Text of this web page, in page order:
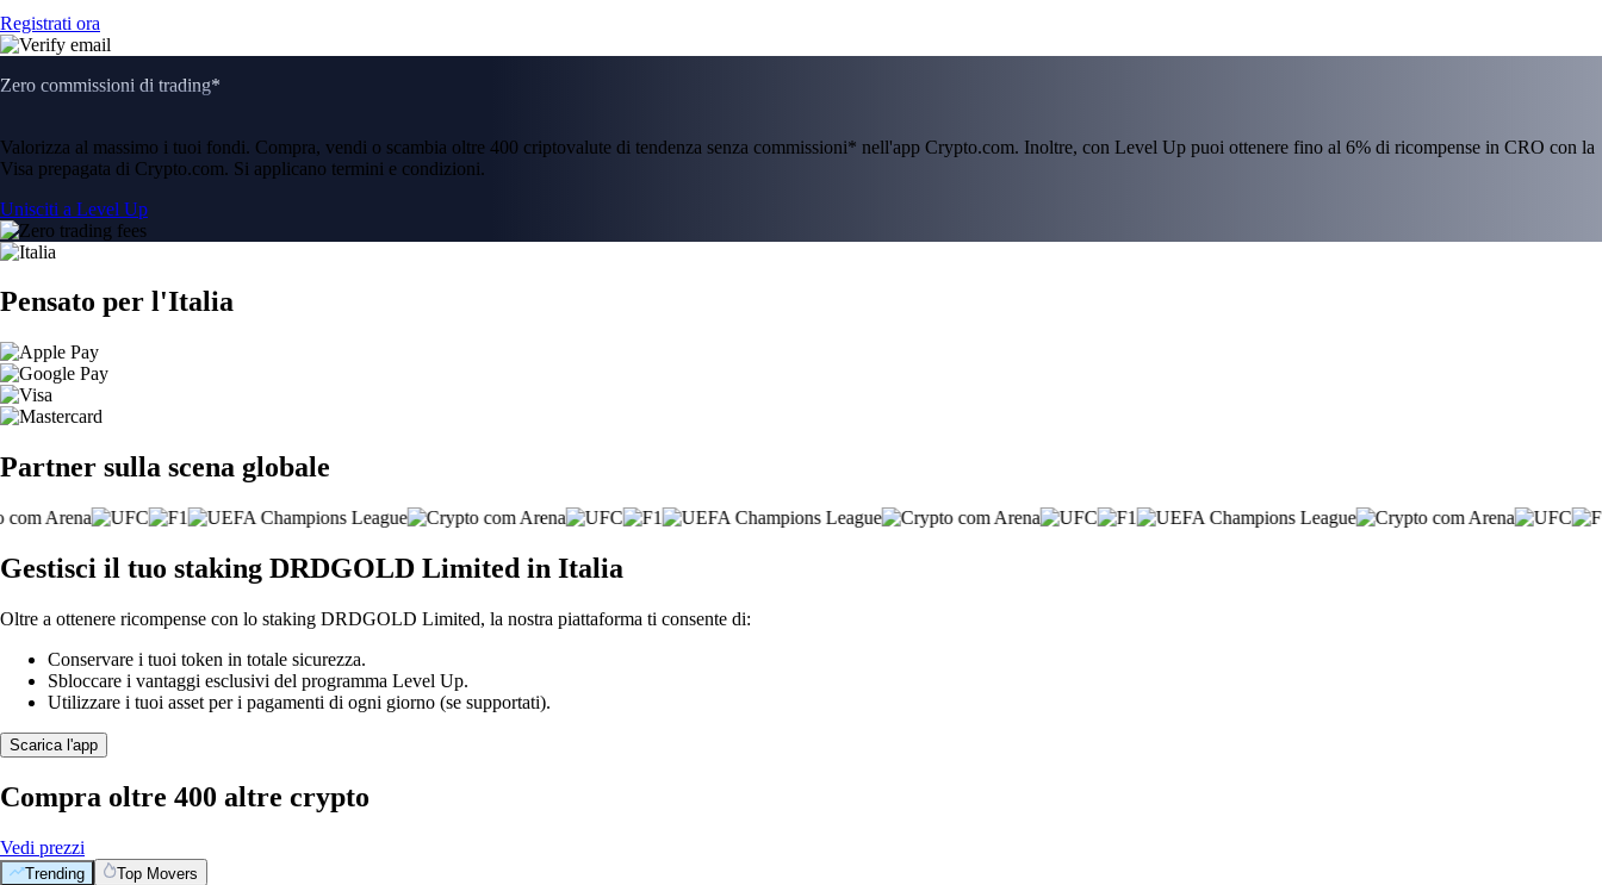
Registrati ora
Zero commissioni di trading*
Valorizza al massimo i tuoi fondi. Compra, vendi o scambia oltre 400 criptovalute di tendenza senza commissioni* nell'app Crypto.com. Inoltre, con Level Up puoi ottenere fino al 6% di ricompense in CRO con la
Visa prepagata di Crypto.com. Si applicano termini e condizioni.
Unisciti a Level Up
Pensato per l'Italia
Partner sulla scena globale
Gestisci il tuo staking DRDGOLD Limited in Italia
Oltre a ottenere ricompense con lo staking DRDGOLD Limited, la nostra piattaforma ti consente di:
Conservare i tuoi token in totale sicurezza.
Sbloccare i vantaggi esclusivi del programma Level Up.
Utilizzare i tuoi asset per i pagamenti di ogni giorno (se supportati).
Scarica l'app
Compra oltre 400 altre crypto
Vedi prezzi
Trending Top Movers